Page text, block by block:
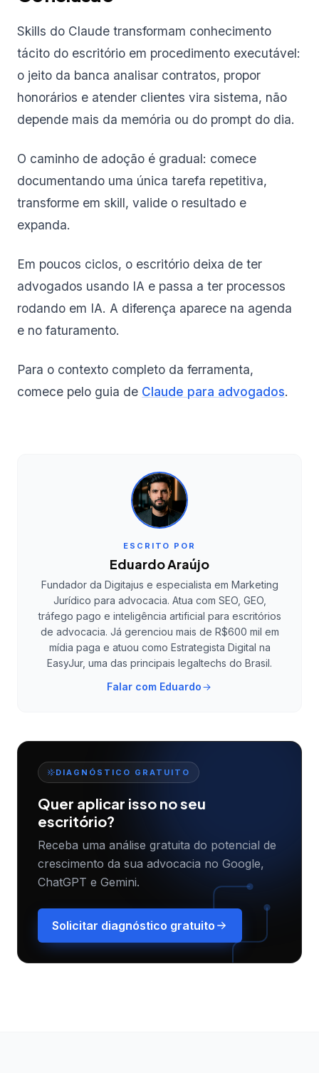
Skills do Claude transformam conhecimento
tácito do escritório em procedimento executável:
o jeito da banca analisar contratos, propor
honorários e atender clientes vira sistema, não
depende mais da memória ou do prompt do dia.
O caminho de adoção é gradual: comece
documentando uma única tarefa repetitiva,
transforme em skill, valide o resultado e
expanda.
Em poucos ciclos, o escritório deixa de ter
advogados usando IA e passa a ter processos
rodando em IA. A diferença aparece na agenda
e no faturamento.
Para o contexto completo da ferramenta,
comece pelo guia de Claude para advogados.
ESCRITO POR
Eduardo Araújo
Fundador da Digitajus e especialista em Marketing
Jurídico para advocacia. Atua com SEO, GEO,
tráfego pago e inteligência artificial para escritórios
de advocacia. Já gerenciou mais de R$600 mil em
mídia paga e atuou como Estrategista Digital na
EasyJur, uma das principais legaltechs do Brasil.
Falar com Eduardo
DIAGNÓSTICO GRATUITO
Quer aplicar isso no seu
escritório?
Receba uma análise gratuita do potencial de
crescimento da sua advocacia no Google,
ChatGPT e Gemini.
Solicitar diagnóstico gratuito